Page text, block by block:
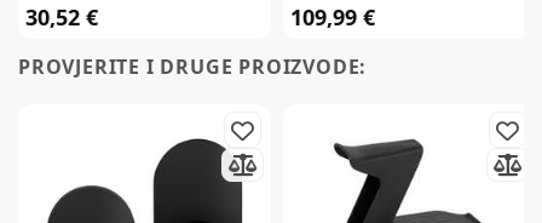
30,52 € 109,99 €
PROVJERITE I DRUGE PROIZVODE: